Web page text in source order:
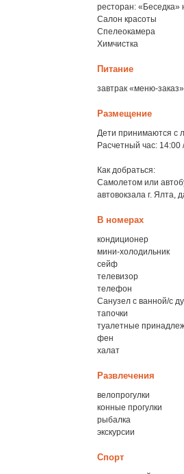
ресторан: «Беседка»
Салон красоты
Спелеокамера
Химчистка
Питание
завтрак «меню-заказ»
Размещение
Дети принимаются с
Расчетный час: 14:00
Как добраться:
Самолетом или
автовокзала г. Ялта,
В номерах
кондиционер
мини-холодильник
сейф
телевизор
телефон
Санузел с ванной/с
тапочки
туалетные
фен
халат
Развлечения
велопрогулки
конные прогулки
рыбалка
экскурсии
Спорт